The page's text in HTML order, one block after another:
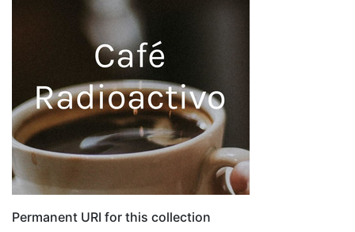
Permanent URI for this collection